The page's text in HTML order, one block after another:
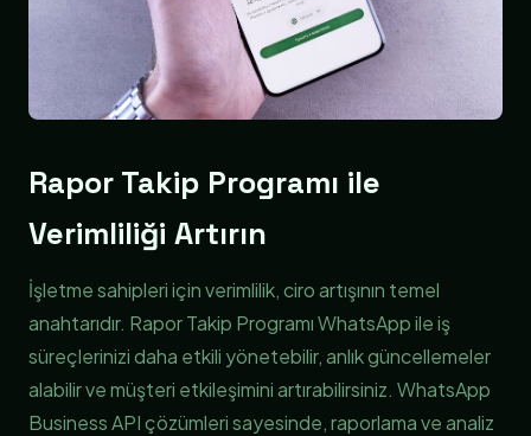
Rapor Takip Programı ile
Verimliliği Artırın
İşletme sahipleri için verimlilik, ciro artışının temel
anahtarıdır. Rapor Takip Programı WhatsApp ile iş
süreçlerinizi daha etkili yönetebilir, anlık güncellemeler
alabilir ve müşteri etkileşimini artırabilirsiniz. WhatsApp
Business API çözümleri sayesinde, raporlama ve analiz